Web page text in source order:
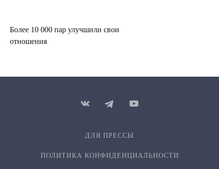
Более 10 000 пар улучшили свои
отношения
ДЛЯ ПРЕССЫ
ПОЛИТИКА КОНФИДЕН­ЦИ­АЛЬ­НОСТИ